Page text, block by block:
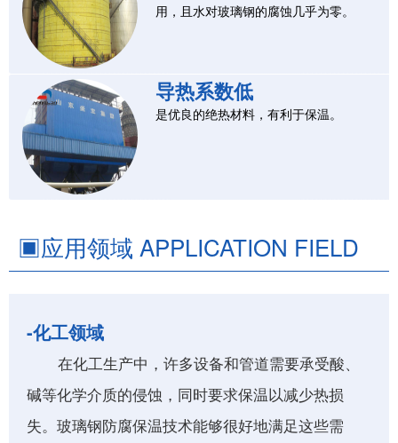
用，且水对玻璃钢的腐蚀几乎为零。
导热系数低
是优良的绝热材料，有利于保温。
▣应用领域 APPLICATION FIELD
-化工领域
在化工生产中，许多设备和管道需要承受酸、
碱等化学介质的侵蚀，同时要求保温以减少热损
失。玻璃钢防腐保温技术能够很好地满足这些需